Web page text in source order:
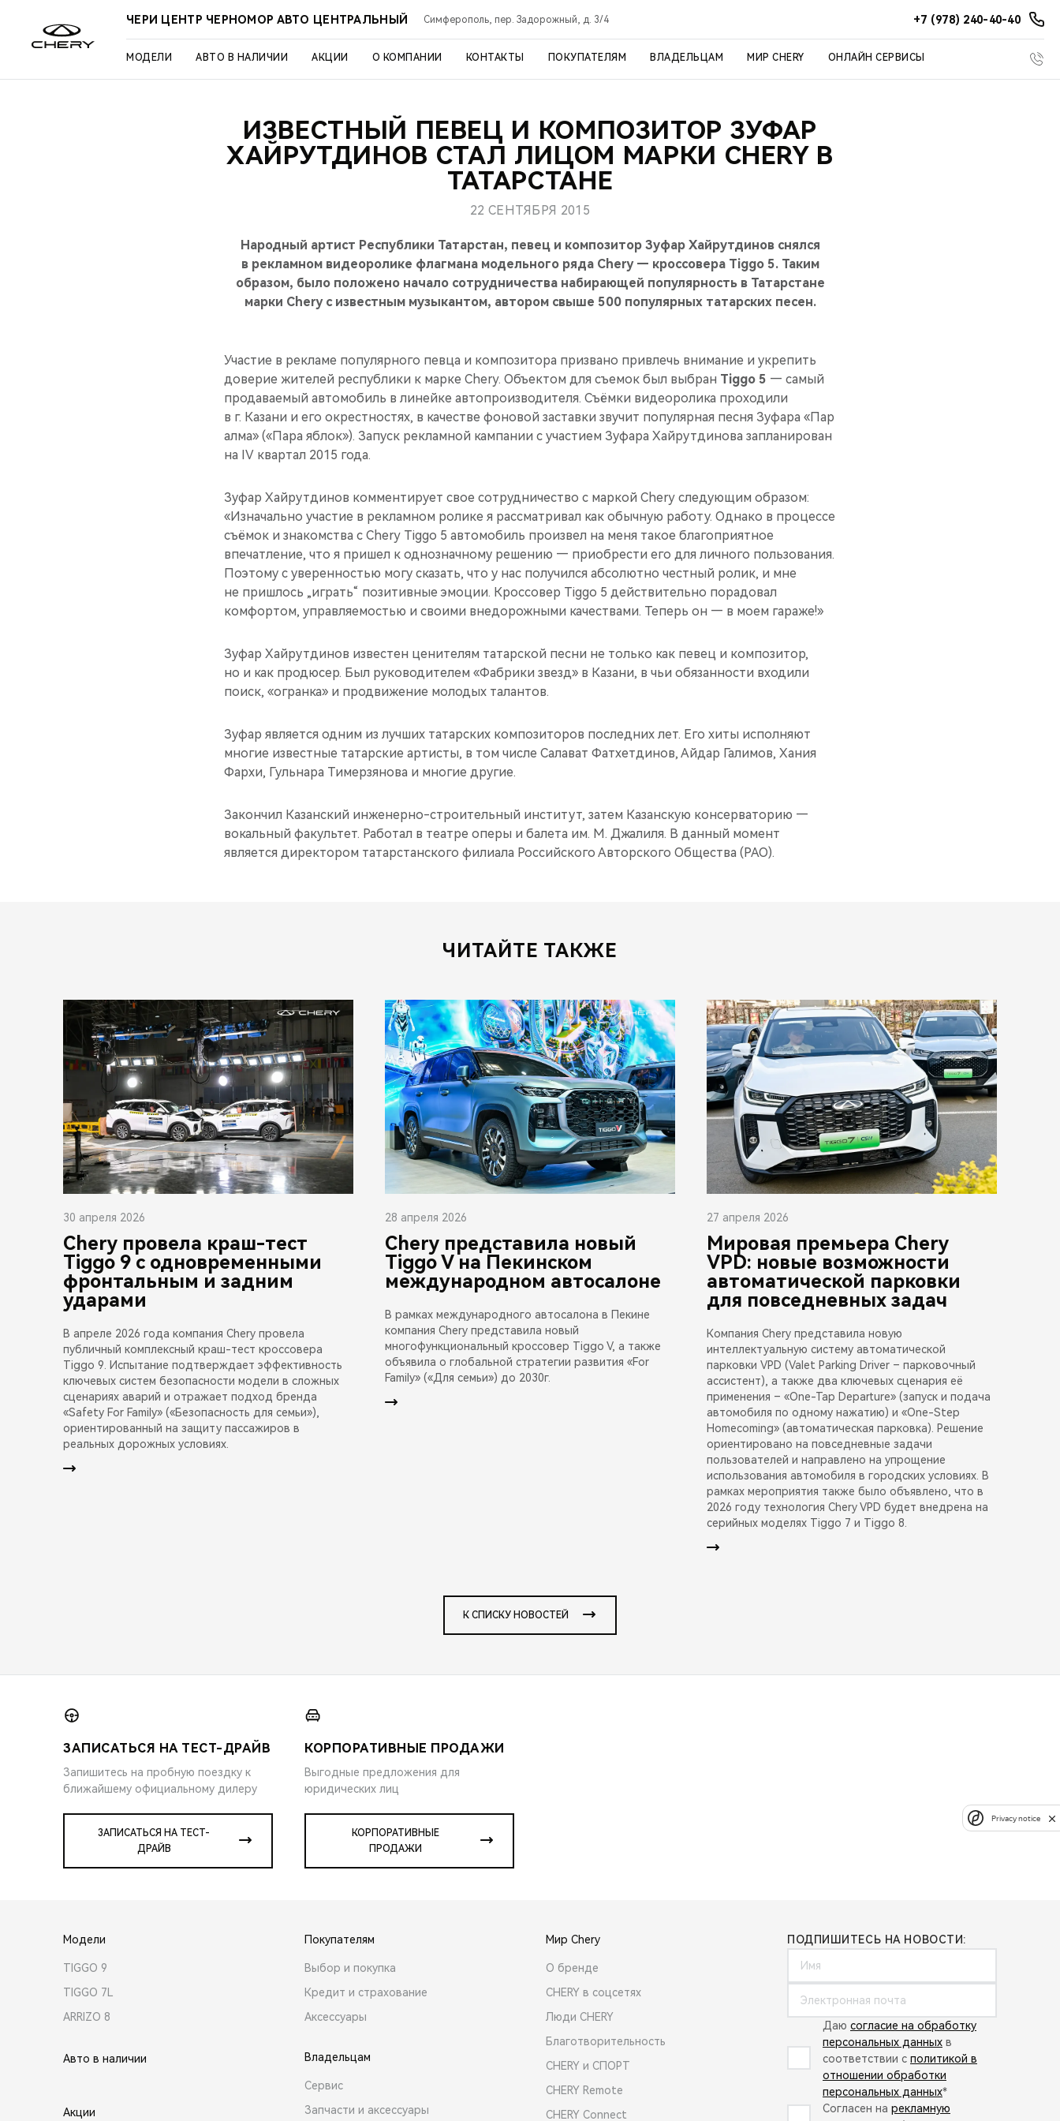
ЧЕРИ ЦЕНТР ЧЕРНОМОР АВТО ЦЕНТРАЛЬНЫЙ Симферополь, пер. Задорожный, д. 3/4 +7 (978) 240-40-40
МОДЕЛИ АВТО В НАЛИЧИИ АКЦИИ О КОМПАНИИ КОНТАКТЫ ПОКУПАТЕЛЯМ ВЛАДЕЛЬЦАМ МИР CHERY ОНЛАЙН СЕРВИСЫ
ИЗВЕСТНЫЙ ПЕВЕЦ И КОМПОЗИТОР ЗУФАР
ХАЙРУТДИНОВ СТАЛ ЛИЦОМ МАРКИ CHERY В
ТАТАРСТАНЕ
22 СЕНТЯБРЯ 2015
Народный артист Республики Татарстан, певец и композитор Зуфар Хайрутдинов снялся
в рекламном видеоролике флагмана модельного ряда Chery — кроссовера Tiggo 5. Таким
образом, было положено начало сотрудничества набирающей популярность в Татарстане
марки Chery с известным музыкантом, автором свыше 500 популярных татарских песен.
Участие в рекламе популярного певца и композитора призвано привлечь внимание и укрепить
доверие жителей республики к марке Chery. Объектом для съемок был выбран Tiggo 5 — самый
продаваемый автомобиль в линейке автопроизводителя. Съёмки видеоролика проходили
в г. Казани и его окрестностях, в качестве фоновой заставки звучит популярная песня Зуфара «Пар
алма» («Пара яблок»). Запуск рекламной кампании с участием Зуфара Хайрутдинова запланирован
на IV квартал 2015 года.
Зуфар Хайрутдинов комментирует свое сотрудничество с маркой Chery следующим образом:
«Изначально участие в рекламном ролике я рассматривал как обычную работу. Однако в процессе
съёмок и знакомства с Chery Tiggo 5 автомобиль произвел на меня такое благоприятное
впечатление, что я пришел к однозначному решению — приобрести его для личного пользования.
Поэтому с уверенностью могу сказать, что у нас получился абсолютно честный ролик, и мне
не пришлось „играть“ позитивные эмоции. Кроссовер Tiggo 5 действительно порадовал
комфортом, управляемостью и своими внедорожными качествами. Теперь он — в моем гараже!»
Зуфар Хайрутдинов известен ценителям татарской песни не только как певец и композитор,
но и как продюсер. Был руководителем «Фабрики звезд» в Казани, в чьи обязанности входили
поиск, «огранка» и продвижение молодых талантов.
Зуфар является одним из лучших татарских композиторов последних лет. Его хиты исполняют
многие известные татарские артисты, в том числе Салават Фатхетдинов, Айдар Галимов, Хания
Фархи, Гульнара Тимерзянова и многие другие.
Закончил Казанский инженерно-строительный институт, затем Казанскую консерваторию —
вокальный факультет. Работал в театре оперы и балета им. М. Джалиля. В данный момент
является директором татарстанского филиала Российского Авторского Общества (РАО).
ЧИТАЙТЕ ТАКЖЕ
30 апреля 2026
Chery провела краш-тест
Tiggo 9 с одновременными
фронтальным и задним
ударами
В апреле 2026 года компания Chery провела
публичный комплексный краш-тест кроссовера
Tiggo 9. Испытание подтверждает эффективность
ключевых систем безопасности модели в сложных
сценариях аварий и отражает подход бренда
«Safety For Family» («Безопасность для семьи»),
ориентированный на защиту пассажиров в
реальных дорожных условиях.
28 апреля 2026
Chery представила новый
Tiggo V на Пекинском
международном автосалоне
В рамках международного автосалона в Пекине
компания Chery представила новый
многофункциональный кроссовер Tiggo V, а также
объявила о глобальной стратегии развития «For
Family» («Для семьи») до 2030г.
27 апреля 2026
Мировая премьера Chery
VPD: новые возможности
автоматической парковки
для повседневных задач
Компания Chery представила новую
интеллектуальную систему автоматической
парковки VPD (Valet Parking Driver – парковочный
ассистент), а также два ключевых сценария её
применения – «One-Tap Departure» (запуск и подача
автомобиля по одному нажатию) и «One-Step
Homecoming» (автоматическая парковка). Решение
ориентировано на повседневные задачи
пользователей и направлено на упрощение
использования автомобиля в городских условиях. В
рамках мероприятия также было объявлено, что в
2026 году технология Chery VPD будет внедрена на
серийных моделях Tiggo 7 и Tiggo 8.
К СПИСКУ НОВОСТЕЙ
ЗАПИСАТЬСЯ НА ТЕСТ-ДРАЙВ
Запишитесь на пробную поездку к
ближайшему официальному дилеру
ЗАПИСАТЬСЯ НА ТЕСТ-
ДРАЙВ
КОРПОРАТИВНЫЕ ПРОДАЖИ
Выгодные предложения для
юридических лиц
КОРПОРАТИВНЫЕ
ПРОДАЖИ
Модели
TIGGO 9
TIGGO 7L
ARRIZO 8
Авто в наличии
Акции
Покупателям
Выбор и покупка
Кредит и страхование
Аксессуары
Владельцам
Сервис
Запчасти и аксессуары
Мир Chery
О бренде
CHERY в соцсетях
Люди CHERY
Благотворительность
CHERY и СПОРТ
CHERY Remote
CHERY Connect
ПОДПИШИТЕСЬ НА НОВОСТИ:
Даю согласие на обработку
персональных данных в
соответствии с политикой в
отношении обработки
персональных данных*
Согласен на рекламную
Privacy notice